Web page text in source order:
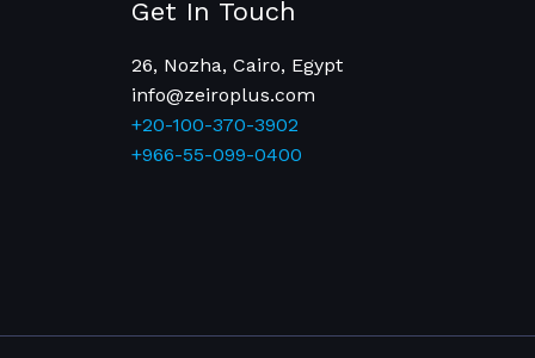
Get In Touch
26, Nozha, Cairo, Egypt
info@zeiroplus.com​
+20-100-370-3902
+966-55-099-0400